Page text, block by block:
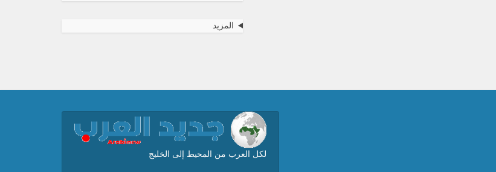
المزيد
لكل العرب من المحيط إلى الخليج